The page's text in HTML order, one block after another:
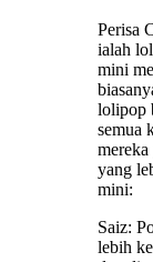
Perisa
ialah
mini
lolipop
semua
yang
mini:
Saiz:
lebih